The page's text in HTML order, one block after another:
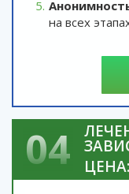
на всех
04